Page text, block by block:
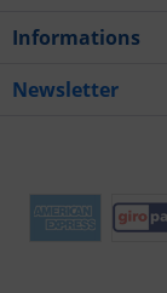
Informations
Newsletter